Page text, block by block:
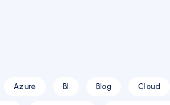
Azure BI Blog Cloud